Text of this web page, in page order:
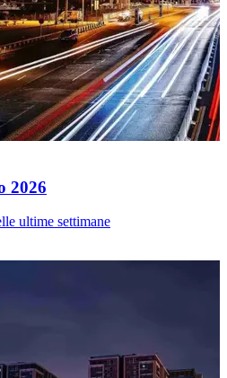
2026
ultime settimane